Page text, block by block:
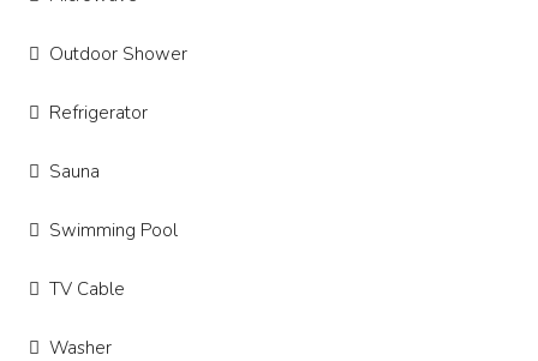
Outdoor Shower
Refrigerator
Sauna
Swimming Pool
TV Cable
Washer